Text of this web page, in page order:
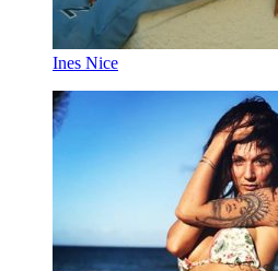
Ines Nice